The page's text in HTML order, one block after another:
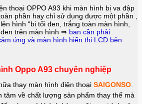
thoại OPPO A93 khi màn hình bị va đập
phần hay chỉ sử dụng được một phần ,
hình “bị tối đen, trắng toàn màn hình,
trên màn hình ⇒ bạn cần phải
ứng và màn hình hiển thị LCD bên
Oppo A93 chuyên nghiệp
thay màn hình điện thoại SAIGONSO
tâm về chất lượng sản phẩm thay thế mà